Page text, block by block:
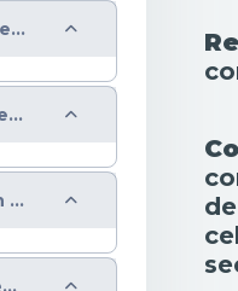
11. Instalación de APK en celular Colapsar
12. Ejercicio de lógica de secuencias Colapsar
13. Sensor de Ubicación en App Inventor Colapsar
14. Sensor de Giroscopio en App Inventor Colapsar